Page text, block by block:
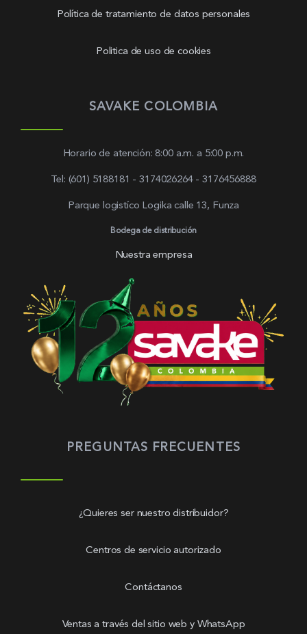
Política de tratamiento de datos personales
Politica de uso de cookies
SAVAKE COLOMBIA
Horario de atención: 8:00 a.m. a 5:00 p.m.
Tel: (601) 5188181 - 3174026264 - 3176456888
Parque logistíco Logika calle 13, Funza
Bodega de distribución
Nuestra empresa
PREGUNTAS FRECUENTES
¿Quieres ser nuestro distribuidor?
Centros de servicio autorizado
Contáctanos
Ventas a través del sitio web y WhatsApp